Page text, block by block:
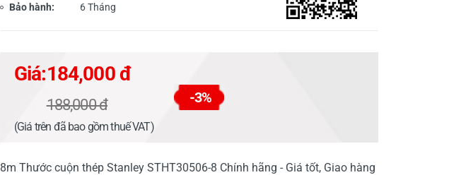
Bảo hành: 6 Tháng
Giá:184,000 đ
188,000 đ -3%
(Giá trên đã bao gồm thuế VAT)
8m Thước cuộn thép Stanley STHT30506-8 Chính hãng - Giá tốt, Giao hàng